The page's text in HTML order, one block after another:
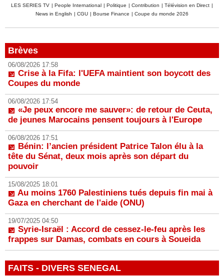
LES SERIES TV | People International | Politique | Contribution | Télévision en Direct |
News in English | CGU | Bourse Finance | Coupe du monde 2026
Brèves
06/08/2026 17:58
Crise à la Fifa: l'UEFA maintient son boycott des
Coupes du monde
06/08/2026 17:54
«Je peux encore me sauver»: de retour de Ceuta,
de jeunes Marocains pensent toujours à l'Europe
06/08/2026 17:51
Bénin: l’ancien président Patrice Talon élu à la
tête du Sénat, deux mois après son départ du
pouvoir
15/08/2025 18:01
Au moins 1760 Palestiniens tués depuis fin mai à
Gaza en cherchant de l'aide (ONU)
19/07/2025 04:50
Syrie-Israël : Accord de cessez-le-feu après les
frappes sur Damas, combats en cours à Soueida
FAITS - DIVERS SENEGAL